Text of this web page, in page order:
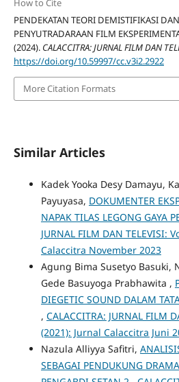
How to Cite
PENDEKATAN TEORI DEMISTIFIKASI
PENYUTRADARAAN FILM
(2024). CALACCITRA: JURNAL FILM DAN
https://doi.org/10.59997/cc.v3i2.2922
More Citation Formats
Similar Articles
Kadek Yooka Desy Damayu,
Payuyasa, DOKUMENTER
NAPAK TILAS LEGONG GAYA
JURNAL FILM DAN TELEVISI:
Calaccitra November 2023
Agung Bima Susetyo Basuki,
Gede Basuyoga Prabhawita ,
DIEGETIC SOUND DALAM
, CALACCITRA: JURNAL FILM
(2021): Jurnal Calaccitra Juni
Nazula Alliyya Safitri,
SEBAGAI PENDUKUNG